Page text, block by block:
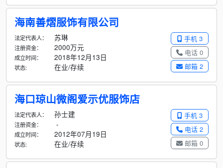
海南善熠服饰有限公司
手机 3
电话 0
邮箱 2
法定代表人： 苏琳
注册资金： 2000万元
成立时间： 2018年12月13日
状态: 在业/存续
海口琼山微阁爱示优服饰店
手机 3
电话 2
邮箱 0
法定代表人： 孙士建
注册资金： -
成立时间： 2012年07月19日
状态: 在业/存续